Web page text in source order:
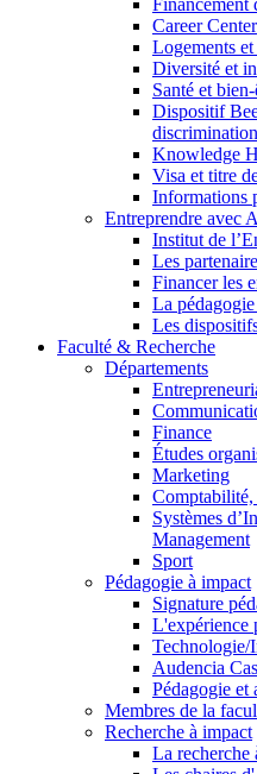
Financement
Career Center
Logements et
Diversité et
Santé et
Dispositif
Knowledge
Visa et titre
Informations
Entreprendre avec
Institut de
Les
Financer les
La
Les
Faculté & Recherche
Départements
Finance
Études
Marketing
Systèmes
Management
Sport
Pédagogie à impact
Signature
L'expérience
Technologie/
Audencia
Pédagogie et
Membres de la
Recherche à impact
La recherche